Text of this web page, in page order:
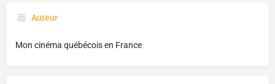
Auteur
Mon cinéma québécois en France